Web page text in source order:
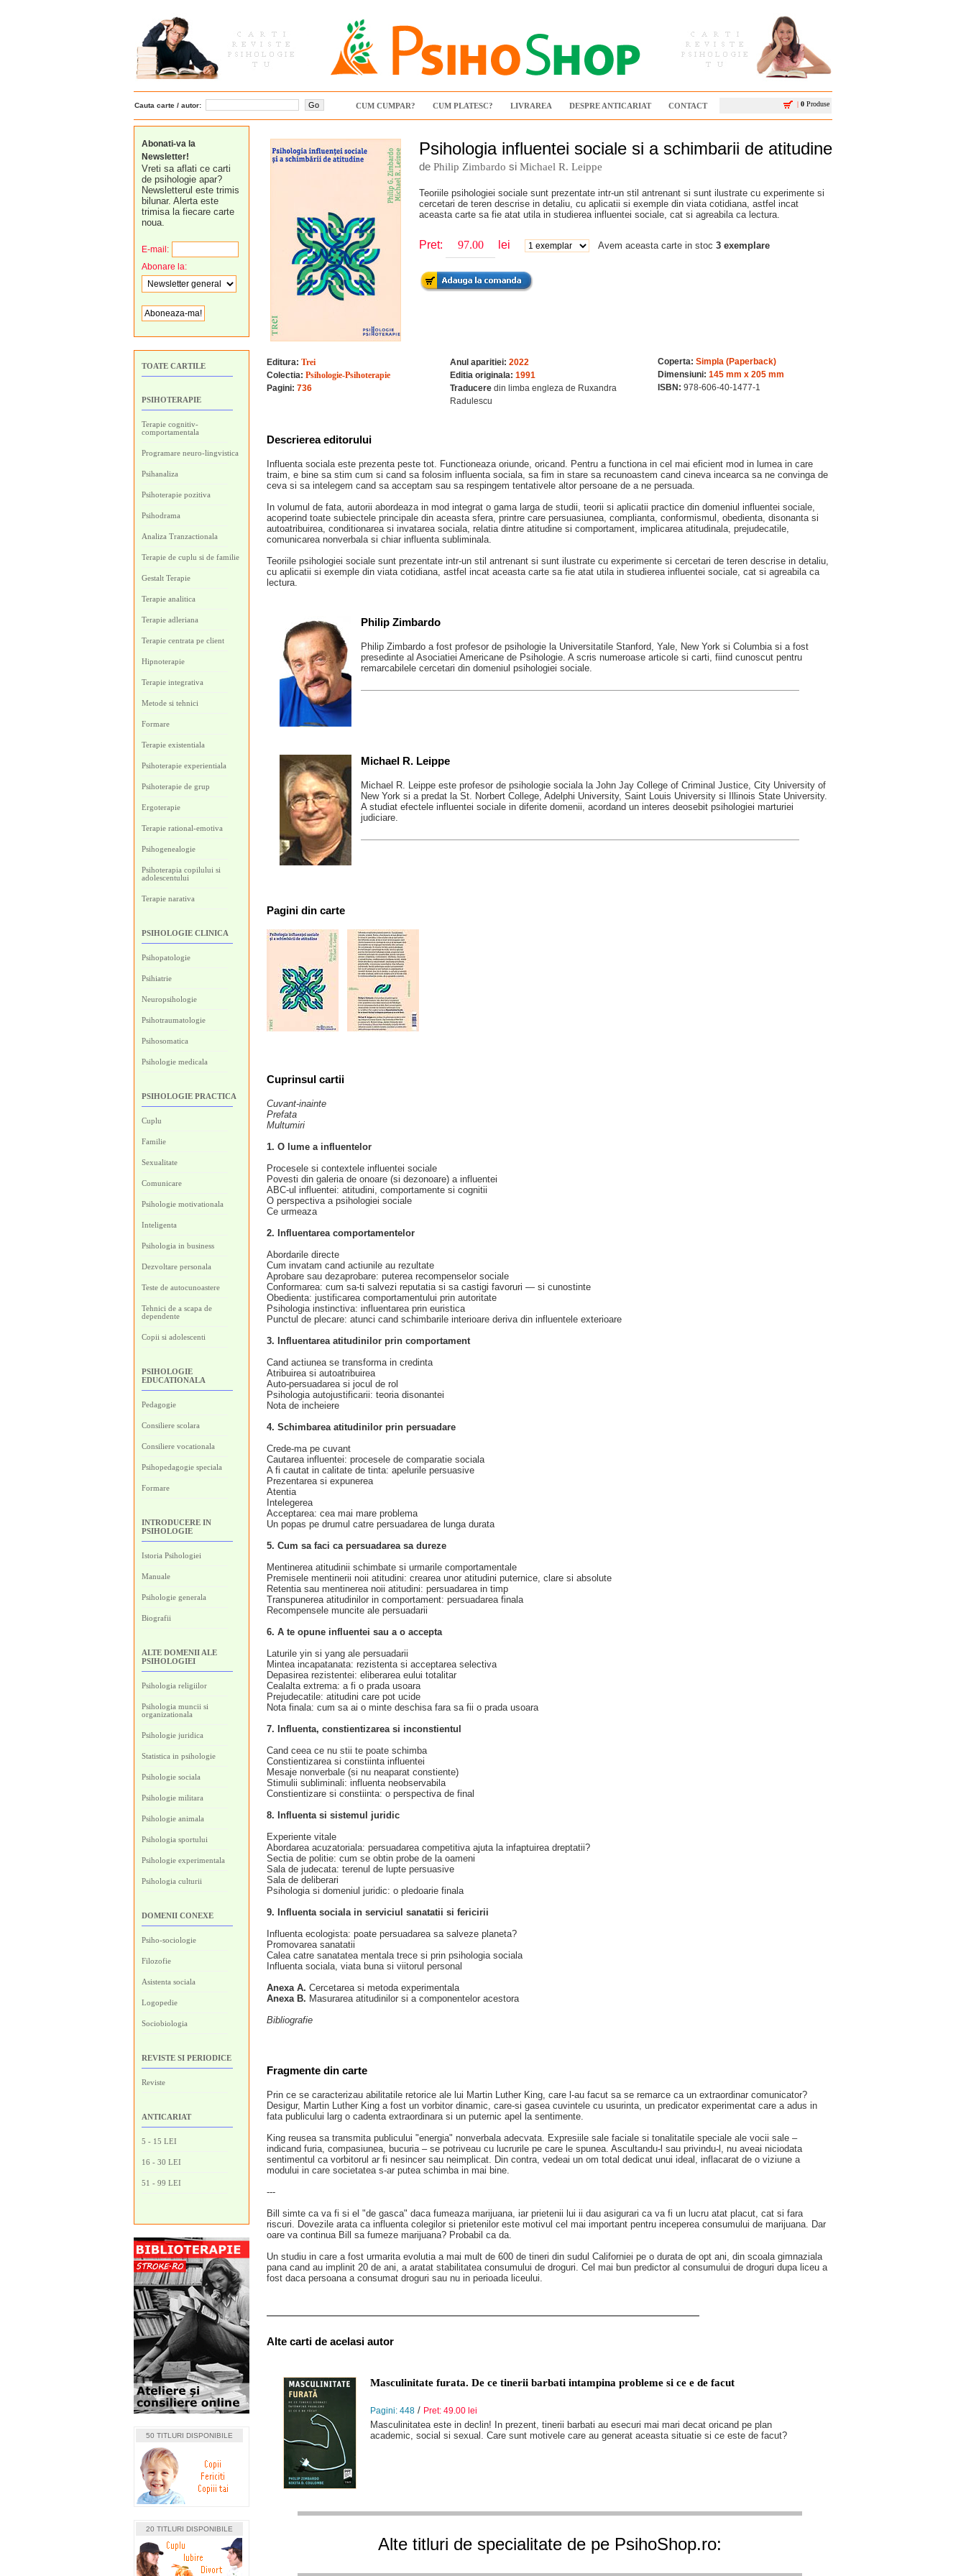
Cauta carte / autor: CUM CUMPAR? CUM PLATESC? LIVRAREA DESPRE ANTICARIAT CONTACT | 0 Produse
Abonati-va la
Newsletter!
Vreti sa aflati ce carti
de psihologie apar?
Newsletterul este trimis
bilunar. Alerta este
trimisa la fiecare carte
noua.
E-mail:
Abonare la:
TOATE CARTILE
PSIHOTERAPIE
Terapie cognitiv-
comportamentala
Programare neuro-lingvistica
Psihanaliza
Psihoterapie pozitiva
Psihodrama
Analiza Tranzactionala
Terapie de cuplu si de familie
Gestalt Terapie
Terapie analitica
Terapie adleriana
Terapie centrata pe client
Hipnoterapie
Terapie integrativa
Metode si tehnici
Formare
Terapie existentiala
Psihoterapie experientiala
Psihoterapie de grup
Ergoterapie
Terapie rational-emotiva
Psihogenealogie
Psihoterapia copilului si
adolescentului
Terapie narativa
PSIHOLOGIE CLINICA
Psihopatologie
Psihiatrie
Neuropsihologie
Psihotraumatologie
Psihosomatica
Psihologie medicala
PSIHOLOGIE PRACTICA
Cuplu
Familie
Sexualitate
Comunicare
Psihologie motivationala
Inteligenta
Psihologia in business
Dezvoltare personala
Teste de autocunoastere
Tehnici de a scapa de
dependente
Copii si adolescenti
PSIHOLOGIE
EDUCATIONALA
Pedagogie
Consiliere scolara
Consiliere vocationala
Psihopedagogie speciala
Formare
INTRODUCERE IN
PSIHOLOGIE
Istoria Psihologiei
Manuale
Psihologie generala
Biografii
ALTE DOMENII ALE
PSIHOLOGIEI
Psihologia religiilor
Psihologia muncii si
organizationala
Psihologie juridica
Statistica in psihologie
Psihologie sociala
Psihologie militara
Psihologie animala
Psihologia sportului
Psihologie experimentala
Psihologia culturii
DOMENII CONEXE
Psiho-sociologie
Filozofie
Asistenta sociala
Logopedie
Sociobiologia
REVISTE SI PERIODICE
Reviste
ANTICARIAT
5 - 15 LEI
16 - 30 LEI
51 - 99 LEI
50 TITLURI DISPONIBILE
20 TITLURI DISPONIBILE
Psihologia influentei sociale si a schimbarii de atitudine
de Philip Zimbardo si Michael R. Leippe
Teoriile psihologiei sociale sunt prezentate intr-un stil antrenant si sunt ilustrate cu experimente si
cercetari de teren descrise in detaliu, cu aplicatii si exemple din viata cotidiana, astfel incat
aceasta carte sa fie atat utila in studierea influentei sociale, cat si agreabila ca lectura.
Pret: lei Avem aceasta carte in stoc 3 exemplare
Editura: Trei
Colectia: Psihologie-Psihoterapie
Pagini: 736
Anul aparitiei: 2022
Editia originala: 1991
Traducere din limba engleza de Ruxandra
Radulescu
Coperta: Simpla (Paperback)
Dimensiuni: 145 mm x 205 mm
ISBN: 978-606-40-1477-1
Descrierea editorului
Influenta sociala este prezenta peste tot. Functioneaza oriunde, oricand. Pentru a functiona in cel mai eficient mod in lumea in care
traim, e bine sa stim cum si cand sa folosim influenta sociala, sa fim in stare sa recunoastem cand cineva incearca sa ne convinga de
ceva si sa intelegem cand sa acceptam sau sa respingem tentativele altor persoane de a ne persuada.
In volumul de fata, autorii abordeaza in mod integrat o gama larga de studii, teorii si aplicatii practice din domeniul influentei sociale,
acoperind toate subiectele principale din aceasta sfera, printre care persuasiunea, complianta, conformismul, obedienta, disonanta si
autoatribuirea, conditionarea si invatarea sociala, relatia dintre atitudine si comportament, implicarea atitudinala, prejudecatile,
comunicarea nonverbala si chiar influenta subliminala.
Teoriile psihologiei sociale sunt prezentate intr-un stil antrenant si sunt ilustrate cu experimente si cercetari de teren descrise in detaliu,
cu aplicatii si exemple din viata cotidiana, astfel incat aceasta carte sa fie atat utila in studierea influentei sociale, cat si agreabila ca
lectura.
Philip Zimbardo
Philip Zimbardo a fost profesor de psihologie la Universitatile Stanford, Yale, New York si Columbia si a fost
presedinte al Asociatiei Americane de Psihologie. A scris numeroase articole si carti, fiind cunoscut pentru
remarcabilele cercetari din domeniul psihologiei sociale.
Michael R. Leippe
Michael R. Leippe este profesor de psihologie sociala la John Jay College of Criminal Justice, City University of
New York si a predat la St. Norbert College, Adelphi University, Saint Louis University si Illinois State University.
A studiat efectele influentei sociale in diferite domenii, acordand un interes deosebit psihologiei marturiei
judiciare.
Pagini din carte
Cuprinsul cartii
Cuvant‑inainte
Prefata
Multumiri
1. O lume a influentelor
Procesele si contextele influentei sociale
Povesti din galeria de onoare (si dezonoare) a influentei
ABC‑ul influentei: atitudini, comportamente si cognitii
O perspectiva a psihologiei sociale
Ce urmeaza
2. Influentarea comportamentelor
Abordarile directe
Cum invatam cand actiunile au rezultate
Aprobare sau dezaprobare: puterea recompenselor sociale
Conformarea: cum sa‑ti salvezi reputatia si sa castigi favoruri — si cunostinte
Obedienta: justificarea comportamentului prin autoritate
Psihologia instinctiva: influentarea prin euristica
Punctul de plecare: atunci cand schimbarile interioare deriva din influentele exterioare
3. Influentarea atitudinilor prin comportament
Cand actiunea se transforma in credinta
Atribuirea si autoatribuirea
Auto‑persuadarea si jocul de rol
Psihologia autojustificarii: teoria disonantei
Nota de incheiere
4. Schimbarea atitudinilor prin persuadare
Crede‑ma pe cuvant
Cautarea influentei: procesele de comparatie sociala
A fi cautat in calitate de tinta: apelurile persuasive
Prezentarea si expunerea
Atentia
Intelegerea
Acceptarea: cea mai mare problema
Un popas pe drumul catre persuadarea de lunga durata
5. Cum sa faci ca persuadarea sa dureze
Mentinerea atitudinii schimbate si urmarile comportamentale
Premisele mentinerii noii atitudini: crearea unor atitudini puternice, clare si absolute
Retentia sau mentinerea noii atitudini: persuadarea in timp
Transpunerea atitudinilor in comportament: persuadarea finala
Recompensele muncite ale persuadarii
6. A te opune influentei sau a o accepta
Laturile yin si yang ale persuadarii
Mintea incapatanata: rezistenta si acceptarea selectiva
Depasirea rezistentei: eliberarea eului totalitar
Cealalta extrema: a fi o prada usoara
Prejudecatile: atitudini care pot ucide
Nota finala: cum sa ai o minte deschisa fara sa fii o prada usoara
7. Influenta, constientizarea si inconstientul
Cand ceea ce nu stii te poate schimba
Constientizarea si constiinta influentei
Mesaje nonverbale (si nu neaparat constiente)
Stimulii subliminali: influenta neobservabila
Constientizare si constiinta: o perspectiva de final
8. Influenta si sistemul juridic
Experiente vitale
Abordarea acuzatoriala: persuadarea competitiva ajuta la infaptuirea dreptatii?
Sectia de politie: cum se obtin probe de la oameni
Sala de judecata: terenul de lupte persuasive
Sala de deliberari
Psihologia si domeniul juridic: o pledoarie finala
9. Influenta sociala in serviciul sanatatii si fericirii
Influenta ecologista: poate persuadarea sa salveze planeta?
Promovarea sanatatii
Calea catre sanatatea mentala trece si prin psihologia sociala
Influenta sociala, viata buna si viitorul personal
Anexa A. Cercetarea si metoda experimentala
Anexa B. Masurarea atitudinilor si a componentelor acestora
Bibliografie
Fragmente din carte
Prin ce se caracterizau abilitatile retorice ale lui Martin Luther King, care l-au facut sa se remarce ca un extraordinar comunicator?
Desigur, Martin Luther King a fost un vorbitor dinamic, care-si gasea cuvintele cu usurinta, un predicator experimentat care a adus in
fata publicului larg o cadenta extraordinara si un puternic apel la sentimente.
King reusea sa transmita publicului "energia" nonverbala adecvata. Expresiile sale faciale si tonalitatile speciale ale vocii sale –
indicand furia, compasiunea, bucuria – se potriveau cu lucrurile pe care le spunea. Ascultandu-l sau privindu-l, nu aveai niciodata
sentimentul ca vorbitorul ar fi nesincer sau neimplicat. Din contra, vedeai un om total dedicat unui ideal, inflacarat de o viziune a
modului in care societatea s-ar putea schimba in mai bine.
---
Bill simte ca va fi si el "de gasca" daca fumeaza marijuana, iar prietenii lui ii dau asigurari ca va fi un lucru atat placut, cat si fara
riscuri. Dovezile arata ca influenta colegilor si prietenilor este motivul cel mai important pentru inceperea consumului de marijuana. Dar
oare va continua Bill sa fumeze marijuana? Probabil ca da.
Un studiu in care a fost urmarita evolutia a mai mult de 600 de tineri din sudul Californiei pe o durata de opt ani, din scoala gimnaziala
pana cand au implinit 20 de ani, a aratat stabilitatea consumului de droguri. Cel mai bun predictor al consumului de droguri dupa liceu a
fost daca persoana a consumat droguri sau nu in perioada liceului.
Alte carti de acelasi autor
Masculinitate furata. De ce tinerii barbati intampina probleme si ce e de facut
Pagini: 448 / Pret: 49.00 lei
Masculinitatea este in declin! In prezent, tinerii barbati au esecuri mai mari decat oricand pe plan
academic, social si sexual. Care sunt motivele care au generat aceasta situatie si ce este de facut?
Alte titluri de specialitate de pe PsihoShop.ro: